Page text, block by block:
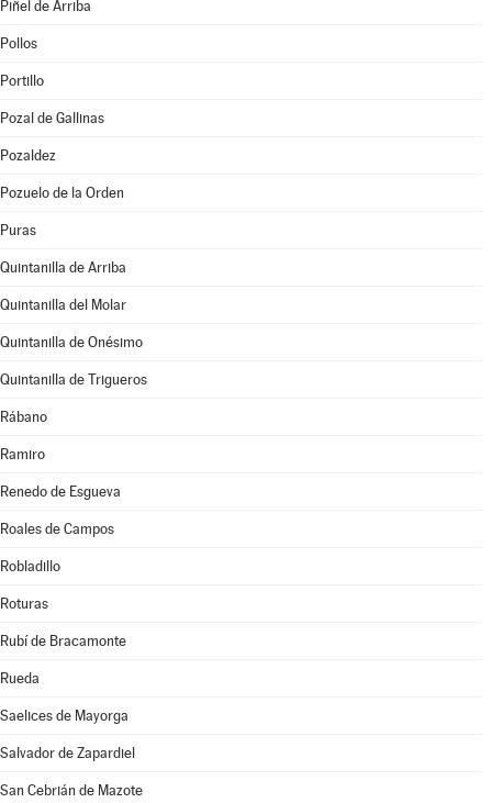
Piñel de Arriba
Pollos
Portillo
Pozal de Gallinas
Pozaldez
Pozuelo de la Orden
Puras
Quintanilla de Arriba
Quintanilla del Molar
Quintanilla de Onésimo
Quintanilla de Trigueros
Rábano
Ramiro
Renedo de Esgueva
Roales de Campos
Robladillo
Roturas
Rubí de Bracamonte
Rueda
Saelices de Mayorga
Salvador de Zapardiel
San Cebrián de Mazote